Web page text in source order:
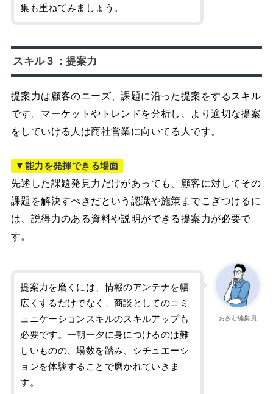
集も重ねてみましょう。
スキル３：提案力
提案力は顧客のニーズ、課題に沿った提案をするスキル
です。マーケットやトレンドを分析し、より適切な提案
をしていける人は商社営業に向いてる人です。
▼能力を発揮できる場面
先述した課題発見力だけがあっても、顧客に対してその
課題を解決すべきだという認識や施策までこぎつけるに
は、説得力のある資料や説明ができる提案力が必要で
す。
おさむ編集員
提案力を磨くには、情報のアンテナを幅
広くするだけでなく、商談としてのコミ
ュニケーションスキルのスキルアップも
必要です。一朝一夕に身につけるのは難
しいものの、場数を踏み、シチュエーシ
ョンを体験することで磨かれていきま
す。